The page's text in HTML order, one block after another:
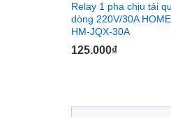
Relay 1 pha chịu tải
dòng 220V/30A
HM-JQX-30A
125.000₫
125.000₫